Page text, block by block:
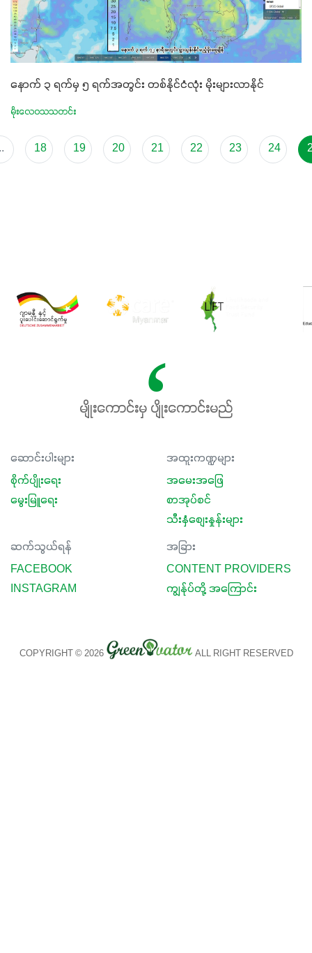
နောက် ၃ ရက်မှ ၅ ရက်အတွင်း တစ်နိုင်ငံလုံး မိုးများလာနိုင်
မိုးလေဝသသတင်း
18 19 20 21 22 23 24
မျိုးကောင်းမှ ပျိုးကောင်းမည်
ဆောင်းပါးများ
စိုက်ပျိုးရေး
မွေးမြူရေး
အထူးကဏ္ဍများ
အမေးအဖြေ
စာအုပ်စင်
သီးနှံစျေးနှုန်းများ
ဆက်သွယ်ရန်
FACEBOOK
INSTAGRAM
အခြား
CONTENT PROVIDERS
ကျွန်ုပ်တို့ အကြောင်း
COPYRIGHT © 2026 ALL RIGHT RESERVED